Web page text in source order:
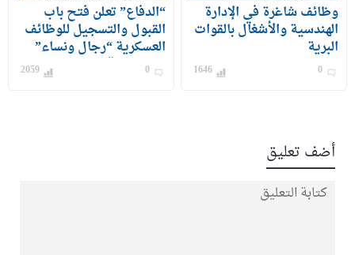
وظائف شاغرة في الإدارة
الهندسية والأشغال بالقوات
البرية
0
1646
“الدفاع” تعلن فتح باب
القبول والتسجيل للوظائف
العسكرية “رجال ونساء”
من رتبة رقيب حتى جندي
0
2059
أضف تعليق